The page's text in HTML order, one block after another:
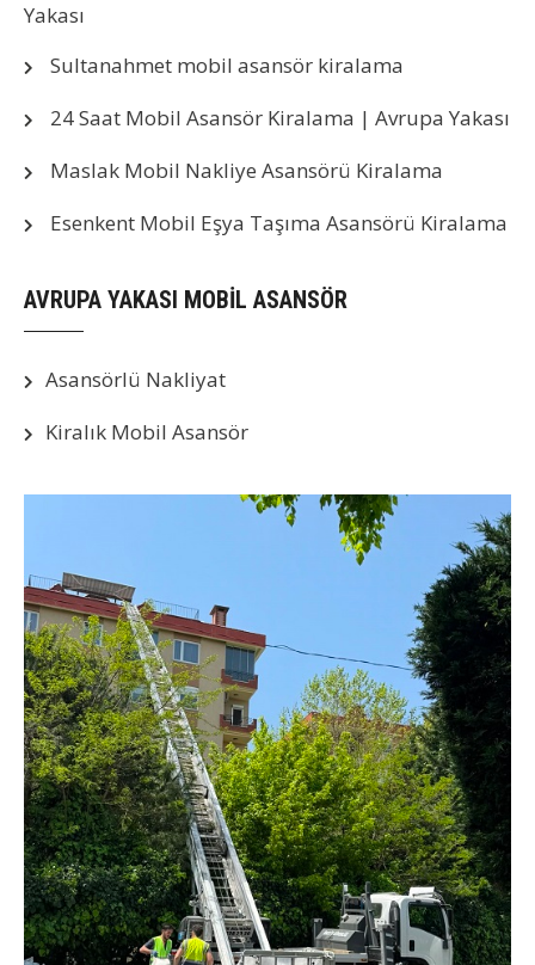
Yakası
Sultanahmet mobil asansör kiralama
24 Saat Mobil Asansör Kiralama | Avrupa Yakası
Maslak Mobil Nakliye Asansörü Kiralama
Esenkent Mobil Eşya Taşıma Asansörü Kiralama
AVRUPA YAKASI MOBİL ASANSÖR
Asansörlü Nakliyat
Kiralık Mobil Asansör